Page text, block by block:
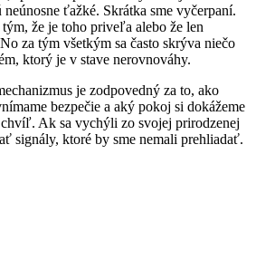
ťažké. Skrátka sme vyčerpaní.
že je toho priveľa alebo že len
za tým všetkým sa často skrýva niečo
ktorý je v stave nerovnováhy.
je zodpovedný za to, ako
bezpečie a aký pokoj si dokážeme
Ak sa vychýli zo svojej prirodzenej
signály, ktoré by sme nemali prehliadať.